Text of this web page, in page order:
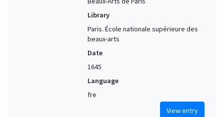
Library
Paris. École nationale supérieure des
beaux-arts
Date
1645
Language
fre
View entry